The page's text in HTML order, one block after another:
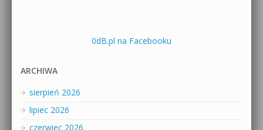
0dB.pl na Facebooku
ARCHIWA
sierpień 2026
lipiec 2026
czerwiec 2026